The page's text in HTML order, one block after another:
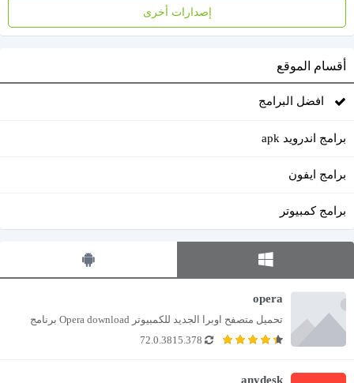
إصدارات أخرى
أقسام الموقع
افضل البرامج
برامج اندرويد apk
برامج ايفون
برامج كمبيوتر
opera
متصفح الأكثر شهرة لدى ملايين من المستخدمين على...
72.0.3815.378
anydesk